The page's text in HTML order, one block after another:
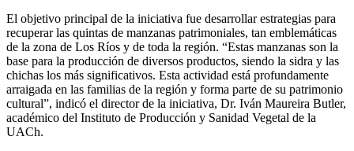
El objetivo principal de la iniciativa fue desarrollar estrategias para
recuperar las quintas de manzanas patrimoniales, tan emblemáticas
de la zona de Los Ríos y de toda la región. “Estas manzanas son la
base para la producción de diversos productos, siendo la sidra y las
chichas los más significativos. Esta actividad está profundamente
arraigada en las familias de la región y forma parte de su patrimonio
cultural”, indicó el director de la iniciativa, Dr. Iván Maureira Butler,
académico del Instituto de Producción y Sanidad Vegetal de la
UACh.